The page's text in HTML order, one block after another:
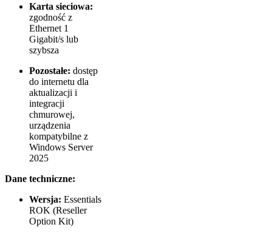
Karta sieciowa:
zgodność z
Ethernet 1
Gigabit/s lub
szybsza
Pozostałe: dostęp
do internetu dla
aktualizacji i
integracji
chmurowej,
urządzenia
kompatybilne z
Windows Server
2025
Dane techniczne:
Wersja: Essentials
ROK (Reseller
Option Kit)